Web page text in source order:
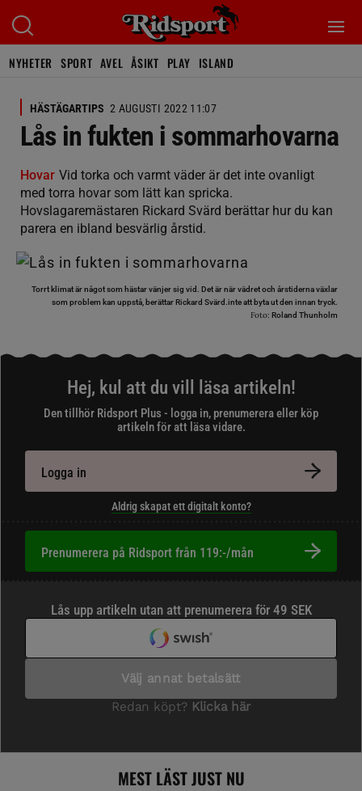
NYHETER SPORT AVEL ÅSIKT PLAY ISLAND
HÄSTÄGARTIPS 2 AUGUSTI 2022 11:07
Lås in fukten i sommarhovarna
Hovar Vid torka och varmt väder är det inte ovanligt
med torra hovar som lätt kan spricka.
Hovslagaremästaren Rickard Svärd berättar hur du kan
parera en ibland besvärlig årstid.
Torrt klimat är något som hästar vänjer sig vid. Det är när vädret och årstiderna växlar
som problem kan uppstå, berättar Rickard Svärd.inte att byta ut den innan tryck.
Foto: Roland Thunholm
Hej, kul att du vill läsa artikeln!
Den tillhör Ridsport Plus - logga in, prenumerera eller köp
artikeln för att läsa vidare.
Logga in
Aldrig skapat ett digitalt konto?
Prenumerera på Ridsport från 119:-/mån
MEST LÄST JUST NU